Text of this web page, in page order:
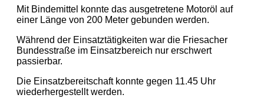
Mit Bindemittel konnte das ausgetretene Motoröl auf
einer Länge von 200 Meter gebunden werden.
Während der Einsatztätigkeiten war die Friesacher
Bundesstraße im Einsatzbereich nur erschwert
passierbar.
Die Einsatzbereitschaft konnte gegen 11.45 Uhr
wiederhergestellt werden.